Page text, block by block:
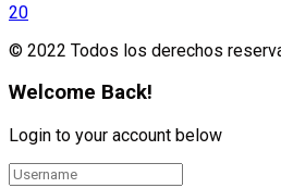
20
© 2022 Todos los derechos
Welcome Back!
Login to your account below